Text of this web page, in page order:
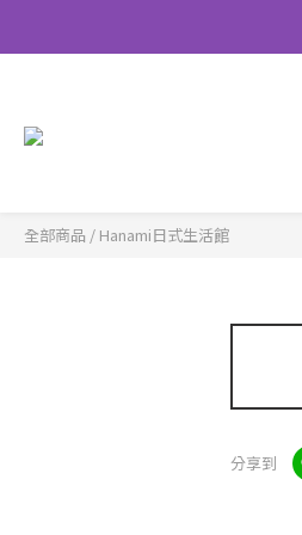
全部商品 / Hanami日式生活館
分享到